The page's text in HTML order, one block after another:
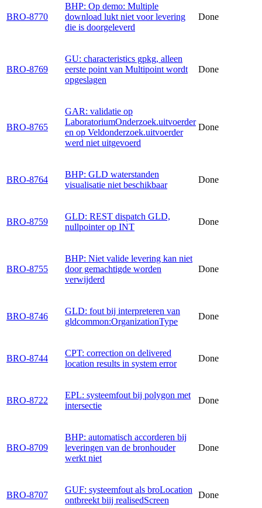
BRO-8770
BHP: Op demo: Multiple
download lukt niet voor levering
die is doorgeleverd
Done
BRO-8769
GU: characteristics gpkg, alleen
eerste point van Multipoint wordt
opgeslagen
Done
BRO-8765
GAR: validatie op
LaboratoriumOnderzoek.uitvoerder
en op Veldonderzoek.uitvoerder
werd niet uitgevoerd
Done
BRO-8764
BHP: GLD waterstanden
visualisatie niet beschikbaar
Done
BRO-8759
GLD: REST dispatch GLD,
nullpointer op INT
Done
BRO-8755
BHP: Niet valide levering kan niet
door gemachtigde worden
verwijderd
Done
BRO-8746
GLD: fout bij interpreteren van
gldcommon:OrganizationType
Done
BRO-8744
CPT: correction on delivered
location results in system error
Done
BRO-8722
EPL: systeemfout bij polygon met
intersectie
Done
BRO-8709
BHP: automatisch accorderen bij
leveringen van de bronhouder
werkt niet
Done
BRO-8707
GUF: systeemfout als broLocation
ontbreekt biij realisedScreen
Done